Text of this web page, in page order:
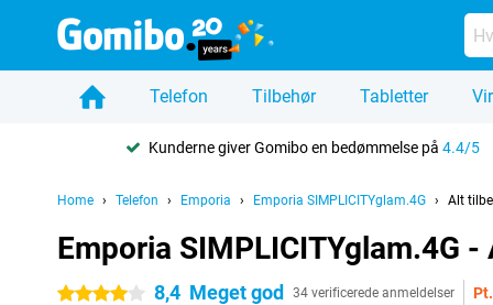
Telefon Tilbehør Tabletter
Kunderne giver Gomibo en bedømmelse på4.4/5
Home Telefon Emporia Emporia SIMPLICITYglam.4G Alt
Emporia SIMPLICITYglam.4G
4 stjerner 8,4 Meget god 34 verificerede anmeldelser